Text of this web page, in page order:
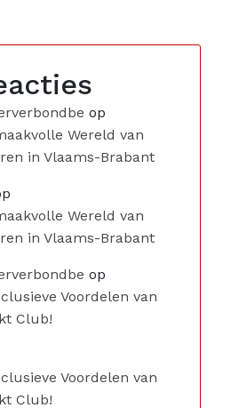
op
Wereld van
in Vlaams-Brabant
Wereld van
in Vlaams-Brabant
op
Voordelen van
Club!
Voordelen van
Club!